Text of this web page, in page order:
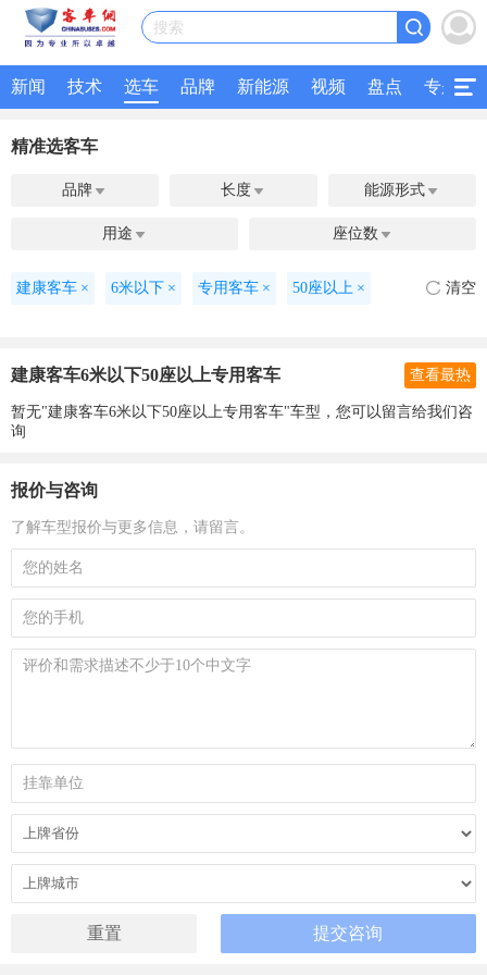
搜索
新闻 技术 选车 品牌 新能源 视频 盘点 专题
精准选客车
品牌  长度  能源形式 
用途  座位数 
建康客车 × 6米以下 × 专用客车 × 50座以上 × 清空
建康客车6米以下50座以上专用客车 查看最热
暂无"建康客车6米以下50座以上专用客车"车型，您可以留言给我们咨
询
报价与咨询
了解车型报价与更多信息，请留言。